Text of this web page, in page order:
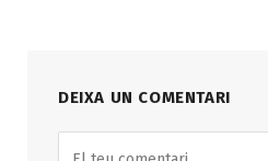
DEIXA UN COMENTARI